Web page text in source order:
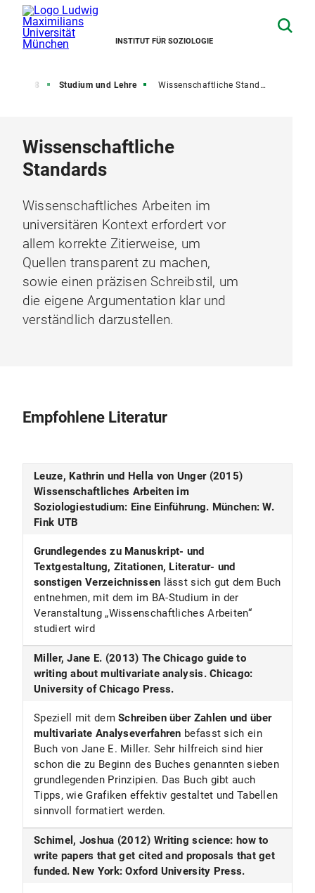
INSTITUT FÜR SOZIOLOGIE
LB 08 Studium und Lehre Wissenschaftliche Standards
Wissenschaftliche
Standards
Wissenschaftliches Arbeiten im
universitären Kontext erfordert vor
allem korrekte Zitierweise, um
Quellen transparent zu machen,
sowie einen präzisen Schreibstil, um
die eigene Argumentation klar und
verständlich darzustellen.
Empfohlene Literatur
Leuze, Kathrin und Hella von Unger (2015)
Wissenschaftliches Arbeiten im
Soziologiestudium: Eine Einführung. München: W.
Fink UTB
Grundlegendes zu Manuskript- und
Textgestaltung, Zitationen, Literatur- und
sonstigen Verzeichnissen lässt sich gut dem Buch
entnehmen, mit dem im BA-Studium in der
Veranstaltung „Wissenschaftliches Arbeiten“
studiert wird
Miller, Jane E. (2013) The Chicago guide to
writing about multivariate analysis. Chicago:
University of Chicago Press.
Speziell mit demSchreiben über Zahlen und über
multivariate Analyseverfahren befasst sich ein
Buch von Jane E. Miller. Sehr hilfreich sind hier
schon die zu Beginn des Buches genannten sieben
grundlegenden Prinzipien. Das Buch gibt auch
Tipps, wie Grafiken effektiv gestaltet und Tabellen
sinnvoll formatiert werden.
Schimel, Joshua (2012) Writing science: how to
write papers that get cited and proposals that get
funded. New York: Oxford University Press.